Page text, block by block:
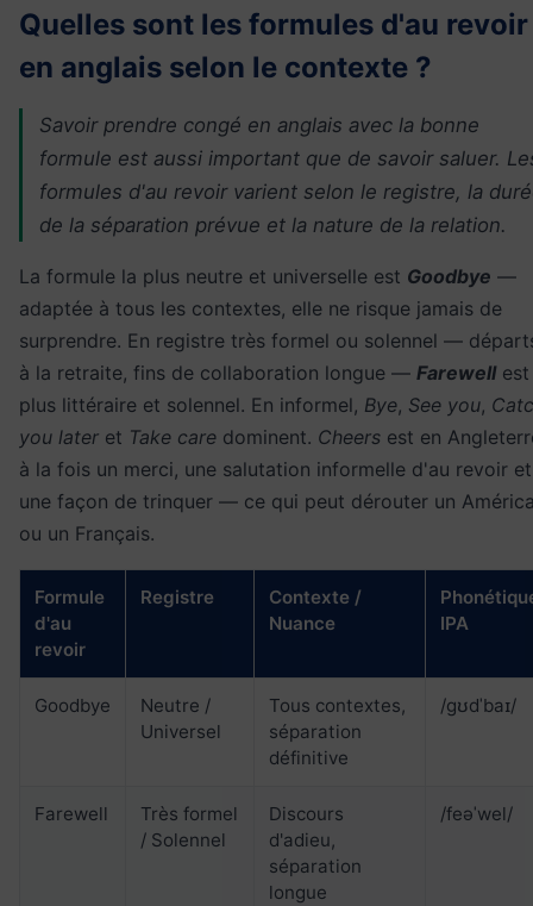
Quelles sont les formules d'au revoir
en anglais selon le contexte ?
Savoir prendre congé en anglais avec la bonne
formule est aussi important que de savoir saluer.
formules d'au revoir varient selon le registre, la
de la séparation prévue et la nature de la relation.
La formule la plus neutre et universelle est Goodbye —
adaptée à tous les contextes, elle ne risque jamais de
surprendre. En registre très formel ou solennel —
à la retraite, fins de collaboration longue — Farewell est
plus littéraire et solennel. En informel, Bye, See you,
you later et Take care dominent. Cheers est en
à la fois un merci, une salutation informelle d'au revoir et
une façon de trinquer — ce qui peut dérouter un
ou un Français.
Formule
d'au
revoir
Registre
Contexte /
Nuance
IPA
Goodbye
Neutre /
Universel
Tous contextes,
séparation
définitive
/ɡʊdˈbaɪ/
Farewell
Très formel
/ Solennel
Discours
d'adieu,
séparation
longue
/feəˈwel/